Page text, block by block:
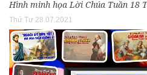
Hình minh họa Lời Chúa Tuần 18
Thứ Tư 28.07.2021